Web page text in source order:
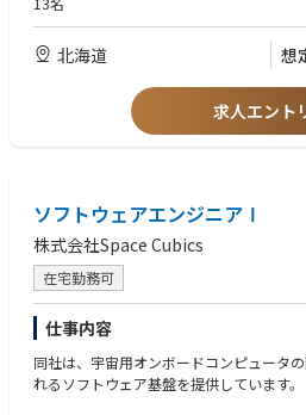
■具体的な業務内容
・検査治具用の回路図作成・製造
・衛星用ケールブル作成
・構体の艤装設計
（回路の読解力必須となります）
・英語によるコミュニケーション能力
・わからない箇所の質問ができること
北海道 想
求人エント
ソフトウェアエンジニアⅠ
株式会社Space Cubics
在宅勤務可
仕事内容
同社は、宇宙用オンボードコンピュータ
れるソフトウェア基盤を提供しています。